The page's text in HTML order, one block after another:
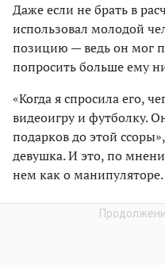
Даже если не брать в
использовал молодой
позицию — ведь он мог
попросить больше ему
«Когда я спросила его,
видеоигру и футболку.
подарков до этой
девушка. И это, по
нем как о манипуляторе.